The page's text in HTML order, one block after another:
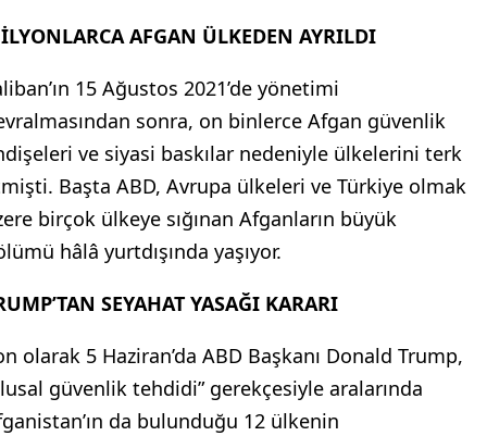
AFGAN ÜLKEDEN AYRILDI
15 Ağustos 2021’de yönetimi
sonra, on binlerce Afgan güvenlik
ve siyasi baskılar nedeniyle ülkelerini terk
Başta ABD, Avrupa ülkeleri ve Türkiye olmak
birçok ülkeye sığınan Afganların büyük
hâlâ yurtdışında yaşıyor.
SEYAHAT YASAĞI KARARI
olarak 5 Haziran’da ABD Başkanı Donald Trump,
güvenlik tehdidi” gerekçesiyle aralarında
da bulunduğu 12 ülkenin